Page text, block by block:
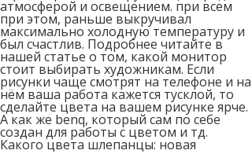
атмосферой и освещением. при всем
при этом, раньше выкручивал
максимально холодную температуру и
был счастлив. Подробнее читайте в
нашей статье о том, какой монитор
стоит выбирать художникам. Если
рисунки чаще смотрят на телефоне и на
нём ваша работа кажется тусклой, то
сделайте цвета на вашем рисунке ярче.
А как же benq, который сам по себе
создан для работы с цветом и тд.
Какого цвета шлепанцы: новая